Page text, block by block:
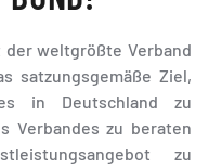
der weltgrößte Verband
satzungsgemäße Ziel,
in Deutschland zu
Verbandes zu beraten
zu